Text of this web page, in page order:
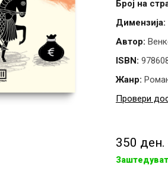
Број на
Димензија:
Автор:
ISBN:
Жанр:
Провери
350 ден.